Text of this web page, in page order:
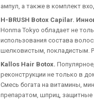
ампул, а также в комплект
H-BRUSH Botox Capilar.
Honma Tokyo обладает не
использования состава
шелковистым, покладистым.
Kallos Hair Botox.
реконструкции не только в
Смесь богата на витамины,
препаратом, шприц, защитные